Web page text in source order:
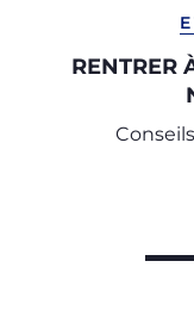
RENTRER